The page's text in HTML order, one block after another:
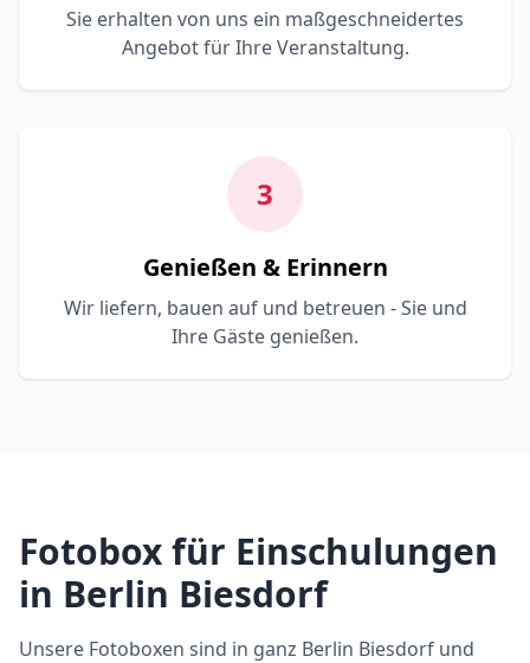
Sie erhalten von uns ein maßgeschneidertes
Angebot für Ihre Veranstaltung.
3
Genießen & Erinnern
Wir liefern, bauen auf und betreuen - Sie und
Ihre Gäste genießen.
Fotobox für Einschulungen
in Berlin Biesdorf
Unsere Fotoboxen sind in ganz Berlin Biesdorf und